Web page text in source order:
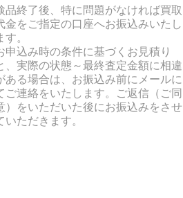
品終了後、特に問題がなければ買取
金をご指定の口座へお振込みいたし
す。
申込み時の条件に基づくお見積り
、実際の状態～最終査定金額に相違
ある場合は、お振込み前にメールに
ご連絡をいたします。ご返信（ご同
）をいただいた後にお振込みをさせ
いただきます。